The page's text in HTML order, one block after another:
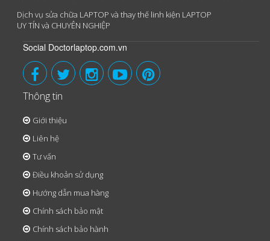
Dịch vụ sửa chữa LAPTOP và thay thế linh kiện LAPTOP
UY TÍN và CHUYÊN NGHIỆP
Social Doctorlaptop.com.vn
Thông tin
Giới thiệu
Liên hệ
Tư vấn
Điều khoản sử dụng
Hướng dẫn mua hàng
Chính sách bảo mật
Chính sách bảo hành